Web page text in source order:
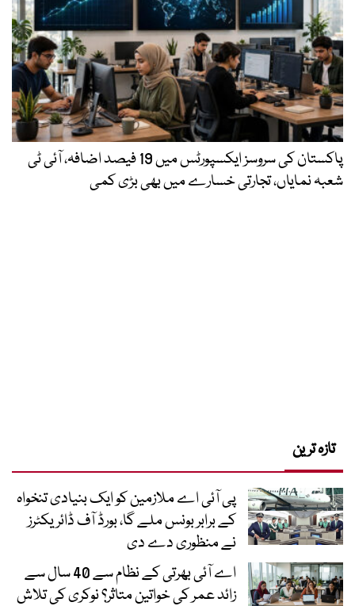
پاکستان کی سروسز ایکسپورٹس میں 19 فیصد اضافہ، آئی ٹی
شعبہ نمایاں، تجارتی خسارے میں بھی بڑی کمی
تازہ ترین
پی آئی اے ملازمین کو ایک بنیادی تنخواہ
کے برابر بونس ملے گا، بورڈ آف ڈائریکٹرز
نے منظوری دے دی
اے آئی بھرتی کے نظام سے 40 سال سے
زائد عمر کی خواتین متاثر؟ نوکری کی تلاش